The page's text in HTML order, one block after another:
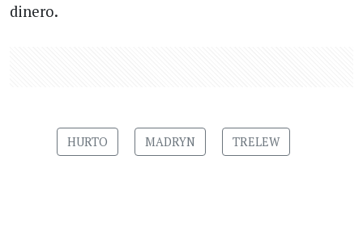
dinero.
HURTO MADRYN TRELEW